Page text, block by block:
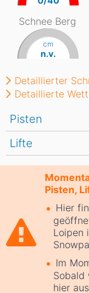
Pisten,
Hier
Loipen
Im
Sobald
hier
Lifte
Pisten
Schnee Berg
cm
n.v.
Detaillierter
Detaillierte